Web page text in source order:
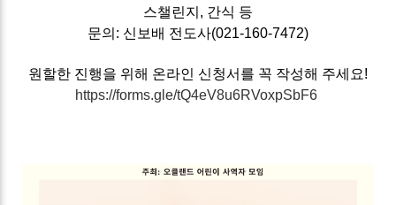
스챌린지, 간식 등
문의: 신보배 전도사(021-160-7472)
원할한 진행을 위해 온라인 신청서를 꼭 작성해 주세요!
https://forms.gle/tQ4eV8u6RVoxpSbF6